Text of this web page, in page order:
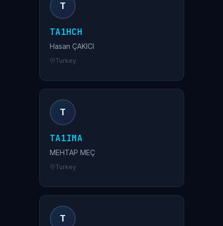
T
TA1HCH
Hasan ÇAKICI
Turkey
T
TA1IMA
MEHTAP MEÇ
Turkey
T